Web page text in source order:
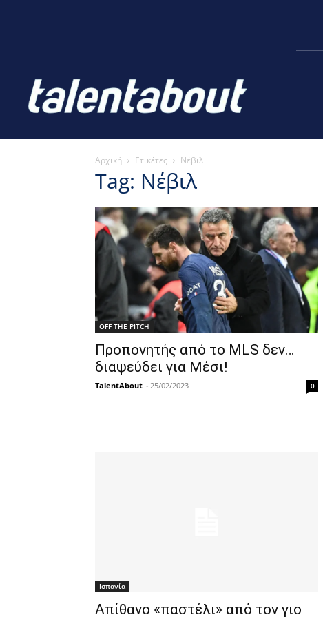
Αρχική Ετικέτες Νέβιλ
Tag: Νέβιλ
OFF THE PITCH
Προπονητής από το MLS δεν…
διαψεύδει για Μέσι!
TalentAbout - 25/02/2023 0
Ισπανία
Απίθανο «παστέλι» από τον γιο